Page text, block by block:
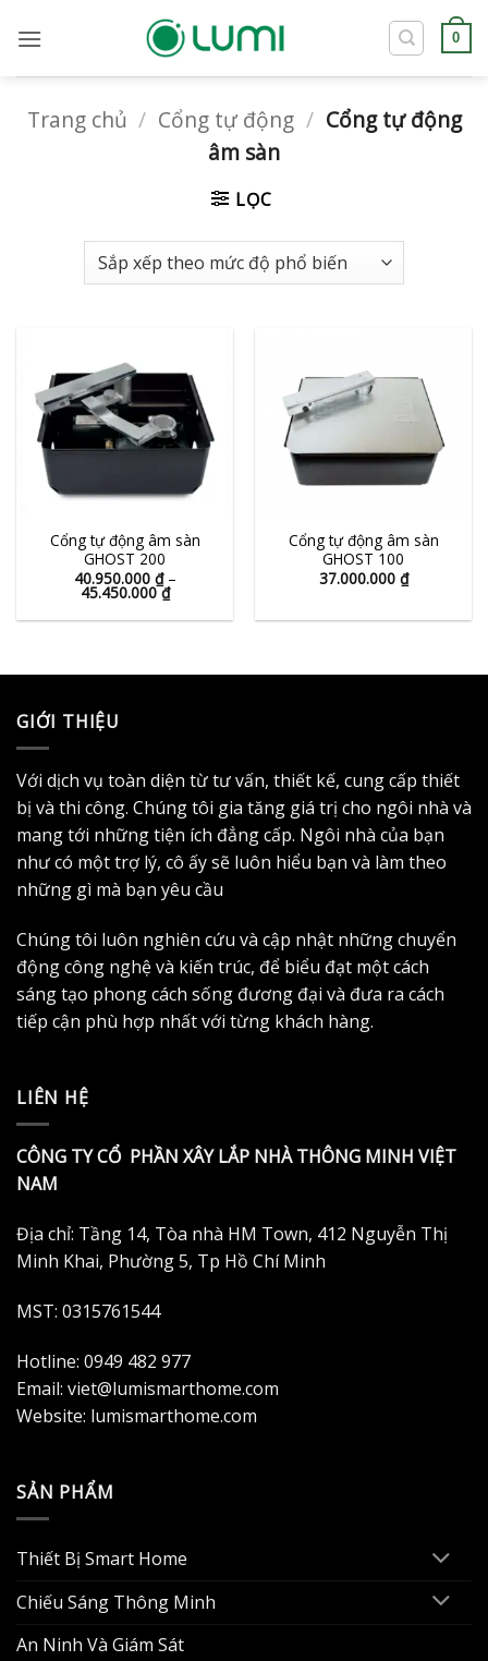
qua
0
Trang chủ / Cổng tự động / Cổng tự động
âm sàn
LỌC
Cổng tự động âm sàn
GHOST 200
40.950.000 ₫ –
45.450.000₫Khoảng
giá:
từ
Cổng tự động âm sàn
GHOST 100
37.000.000 ₫
GIỚI THIỆU
Với dịch vụ toàn diện từ tư vấn, thiết kế, cung cấp thiết
bị và thi công. Chúng tôi gia tăng giá trị cho ngôi nhà và
mang tới những tiện ích đẳng cấp. Ngôi nhà của bạn
như có một trợ lý, cô ấy sẽ luôn hiểu bạn và làm theo
những gì mà bạn yêu cầu
Chúng tôi luôn nghiên cứu và cập nhật những chuyển
động công nghệ và kiến trúc, để biểu đạt một cách
sáng tạo phong cách sống đương đại và đưa ra cách
tiếp cận phù hợp nhất với từng khách hàng.
LIÊN HỆ
CÔNG TY CỔ PHẦN XÂY LẮP NHÀ THÔNG MINH VIỆT
NAM
Địa chỉ: Tầng 14, Tòa nhà HM Town, 412 Nguyễn Thị
Minh Khai, Phường 5, Tp Hồ Chí Minh
MST: 0315761544
Hotline: 0949 482 977
Email: viet@lumismarthome.com
Website: lumismarthome.com
SẢN PHẨM
Thiết Bị Smart Home
Chiếu Sáng Thông Minh
An Ninh Và Giám Sát